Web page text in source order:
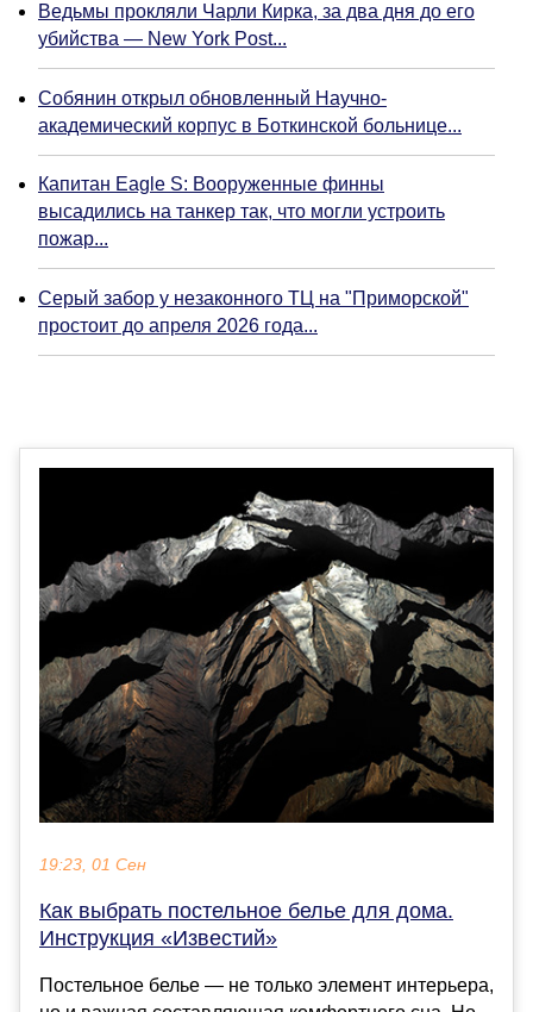
Ведьмы прокляли Чарли Кирка, за два дня до его
убийства — New York Post...
Собянин открыл обновленный Научно-
академический корпус в Боткинской больнице...
Капитан Eagle S: Вооруженные финны
высадились на танкер так, что могли устроить
пожар...
Серый забор у незаконного ТЦ на "Приморской"
простоит до апреля 2026 года...
19:23, 01 Сен
Как выбрать постельное белье для дома.
Инструкция «Известий»
Постельное белье — не только элемент интерьера,